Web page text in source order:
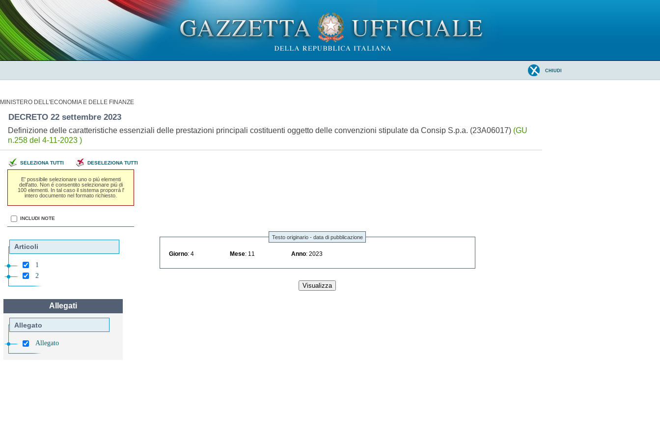
CHIUDI
MINISTERO DELL'ECONOMIA E DELLE FINANZE
DECRETO 22 settembre 2023
Definizione delle caratteristiche essenziali delle prestazioni principali costituenti oggetto delle convenzioni stipulate da Consip S.p.a. (23A06017) (GU
n.258 del 4-11-2023 )
SELEZIONA TUTTI DESELEZIONA TUTTI
E' possibile selezionare uno o piú elementi
dell'atto. Non é consentito selezionare piú di
100 elementi. In tal caso il sistema proporrá l'
intero documento nel formato richiesto.
INCLUDI NOTE
Articoli
1
2
Allegati
Allegato
Allegato
Testo originario - data di pubblicazione
Giorno : 4 Mese : 11 Anno : 2023